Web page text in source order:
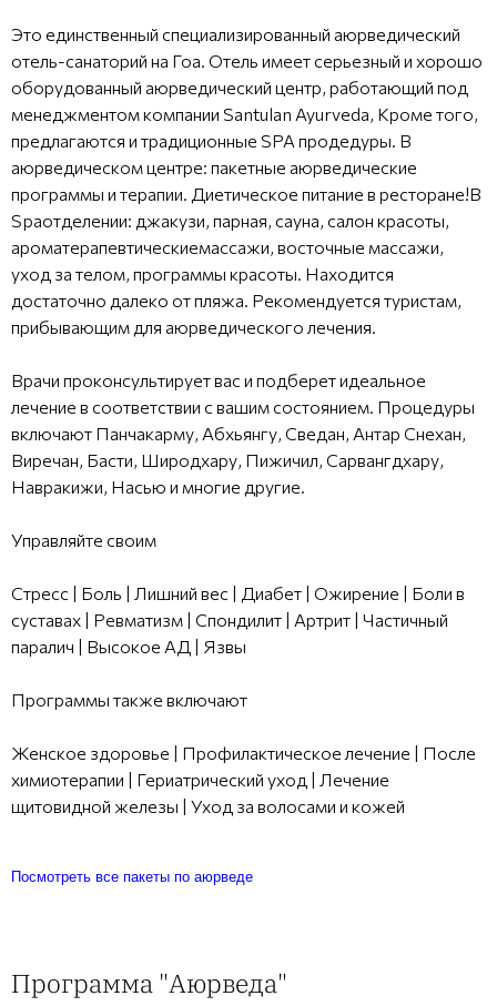
Это единственный специализированный аюрведический
отель-санаторий на Гоа. Отель имеет серьезный и хорошо
оборудованный аюрведический центр, работающий под
менеджментом компании Santulan Ayurveda, Кроме того,
предлагаются и традиционные SPA продедуры. В
аюрведическом центре: пакетные аюрведические
программы и терапии. Диетическое питание в ресторане!В
Spaотделении: джакузи, парная, сауна, салон красоты,
ароматерапевтическиемассажи, восточные массажи,
уход за телом, программы красоты. Находится
достаточно далеко от пляжа. Рекомендуется туристам,
прибывающим для аюрведического лечения.
Врачи проконсультирует вас и подберет идеальное
лечение в соответствии с вашим состоянием. Процедуры
включают Панчакарму, Абхьянгу, Сведан, Антар Снехан,
Виречан, Басти, Широдхару, Пижичил, Сарвангдхару,
Навракижи, Насью и многие другие.
Управляйте своим
Стресс | Боль | Лишний вес | Диабет | Ожирение | Боли в
суставах | Ревматизм | Спондилит | Артрит | Частичный
паралич | Высокое АД | Язвы
Программы также включают
Женское здоровье | Профилактическое лечение | После
химиотерапии | Гериатрический уход | Лечение
щитовидной железы | Уход за волосами и кожей
Посмотреть все пакеты по аюрведе
Программа "Аюрведа"